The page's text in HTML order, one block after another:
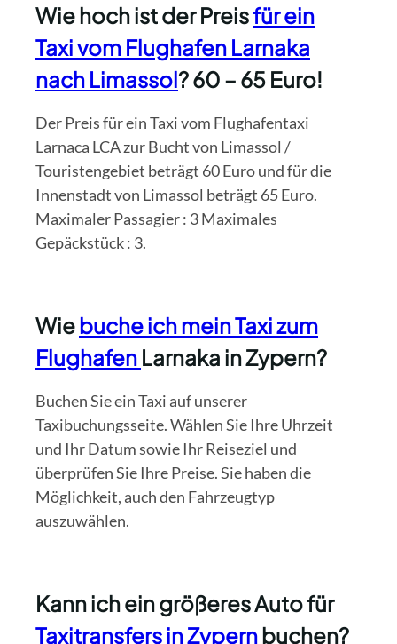
Wie hoch ist der Preisfür ein
Taxi vom Flughafen Larnaka
nach Limassol? 60 – 65 Euro!
Der Preis für ein Taxi vom Flughafentaxi
Larnaca LCA zur Bucht von Limassol /
Touristengebiet beträgt 60 Euro und für die
Innenstadt von Limassol beträgt 65 Euro.
Maximaler Passagier : 3 Maximales
Gepäckstück : 3.
Wiebuche ich mein Taxi zum
Flughafen Larnaka in Zypern?
Buchen Sie ein Taxi auf unserer
Taxibuchungsseite. Wählen Sie Ihre Uhrzeit
und Ihr Datum sowie Ihr Reiseziel und
überprüfen Sie Ihre Preise. Sie haben die
Möglichkeit, auch den Fahrzeugtyp
auszuwählen.
Kann ich ein größeres Auto für
Taxitransfers in Zypernbuchen?